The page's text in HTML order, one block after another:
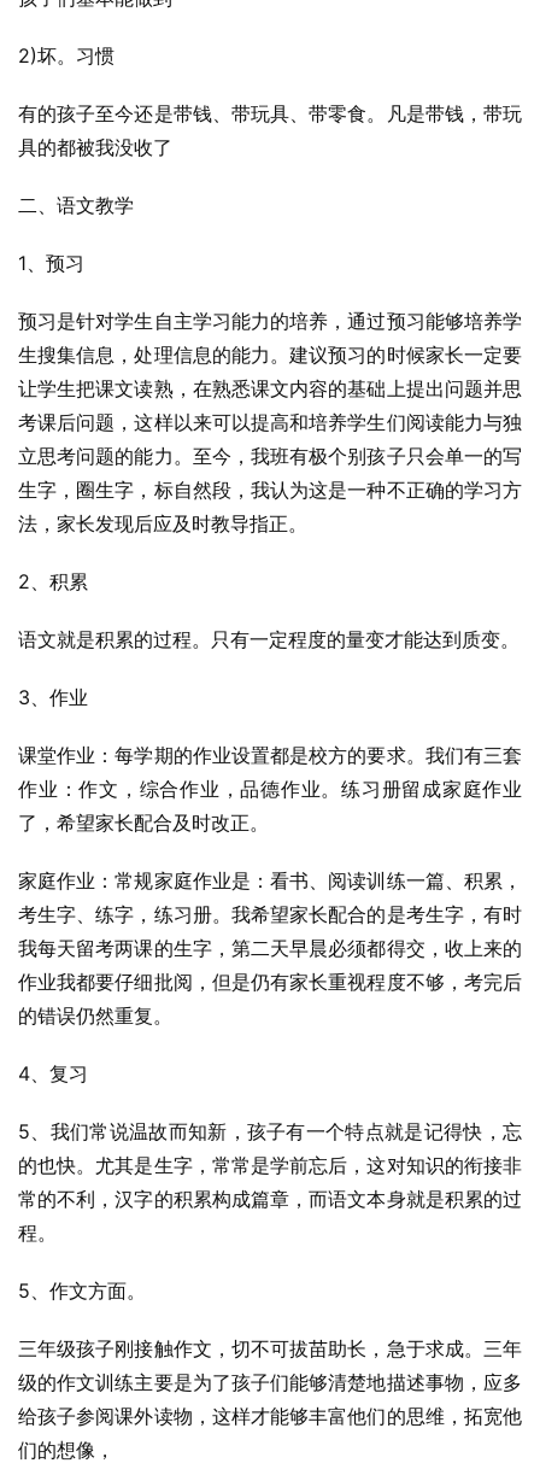
2)坏。习惯
有的孩子至今还是带钱、带玩具、带零食。凡是带钱，带玩
具的都被我没收了
二、语文教学
1、预习
预习是针对学生自主学习能力的培养，通过预习能够培养学
生搜集信息，处理信息的能力。建议预习的时候家长一定要
让学生把课文读熟，在熟悉课文内容的基础上提出问题并思
考课后问题，这样以来可以提高和培养学生们阅读能力与独
立思考问题的能力。至今，我班有极个别孩子只会单一的写
生字，圈生字，标自然段，我认为这是一种不正确的学习方
法，家长发现后应及时教导指正。
2、积累
语文就是积累的过程。只有一定程度的量变才能达到质变。
3、作业
课堂作业：每学期的作业设置都是校方的要求。我们有三套
作业：作文，综合作业，品德作业。练习册留成家庭作业
了，希望家长配合及时改正。
家庭作业：常规家庭作业是：看书、阅读训练一篇、积累，
考生字、练字，练习册。我希望家长配合的是考生字，有时
我每天留考两课的生字，第二天早晨必须都得交，收上来的
作业我都要仔细批阅，但是仍有家长重视程度不够，考完后
的错误仍然重复。
4、复习
5、我们常说温故而知新，孩子有一个特点就是记得快，忘
的也快。尤其是生字，常常是学前忘后，这对知识的衔接非
常的不利，汉字的积累构成篇章，而语文本身就是积累的过
程。
5、作文方面。
三年级孩子刚接触作文，切不可拔苗助长，急于求成。三年
级的作文训练主要是为了孩子们能够清楚地描述事物，应多
给孩子参阅课外读物，这样才能够丰富他们的思维，拓宽他
们的想像，